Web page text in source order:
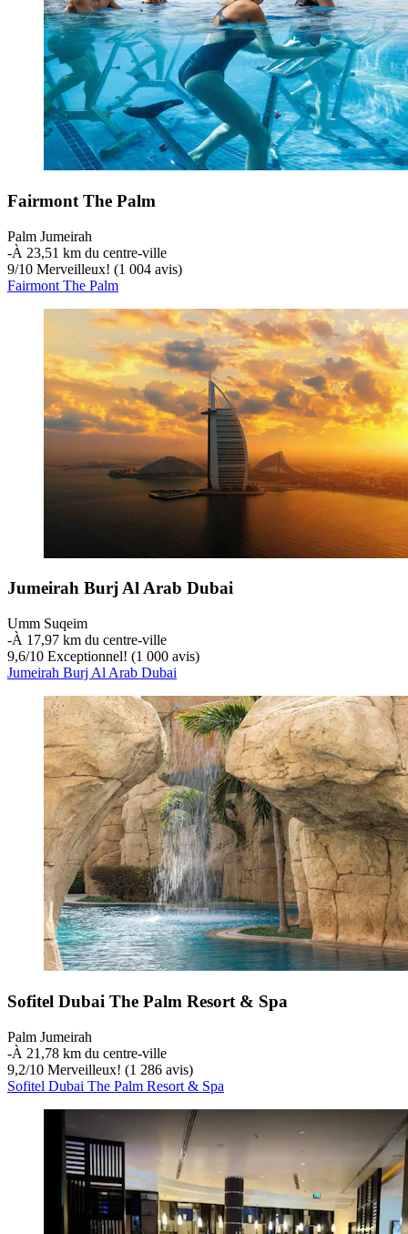
Fairmont The Palm
Palm Jumeirah
‐À 23,51 km du centre-ville
9/10 Merveilleux! (1 004 avis)
Fairmont The Palm
Jumeirah Burj Al Arab Dubai
Umm Suqeim
‐À 17,97 km du centre-ville
9,6/10 Exceptionnel! (1 000 avis)
Jumeirah Burj Al Arab Dubai
Sofitel Dubai The Palm Resort & Spa
Palm Jumeirah
‐À 21,78 km du centre-ville
9,2/10 Merveilleux! (1 286 avis)
Sofitel Dubai The Palm Resort & Spa